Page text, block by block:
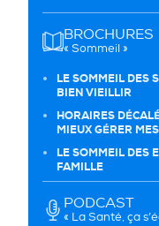
BROCHURES
« Sommeil »
LE SOMMEIL DES
BIEN VIEILLIR
HORAIRES
MIEUX GÉRER
LE SOMMEIL DES
FAMILLE
PODCAST
« La Santé, ça